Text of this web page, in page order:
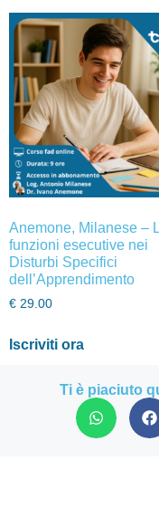
Anemone, Milanese –
funzioni esecutive nei
Disturbi Specifici
dell’Apprendimento
€ 29.00
Iscriviti ora
Ti è piaciuto